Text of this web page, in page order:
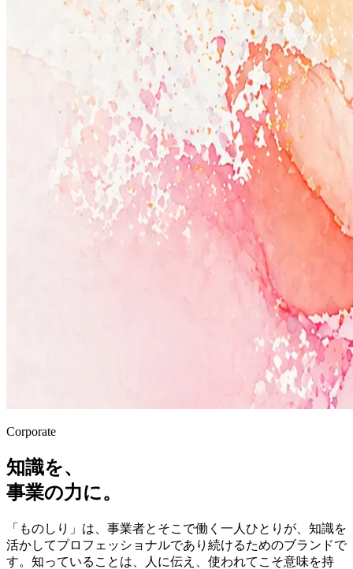
Corporate
知識を、
事業の力に。
「ものしり」は、事業者とそこで働く一人ひとりが、知識を
活かしてプロフェッショナルであり続けるためのブランドで
す。知っていることは、人に伝え、使われてこそ意味を持